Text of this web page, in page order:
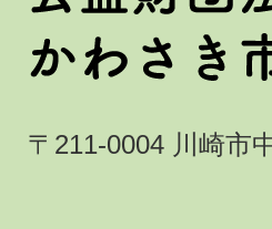
〒211-0004 川崎市